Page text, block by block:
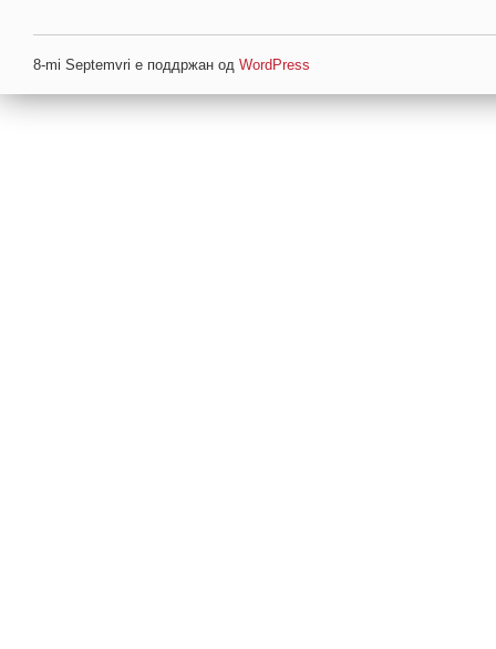
8-mi Septemvri е поддржан од WordPress